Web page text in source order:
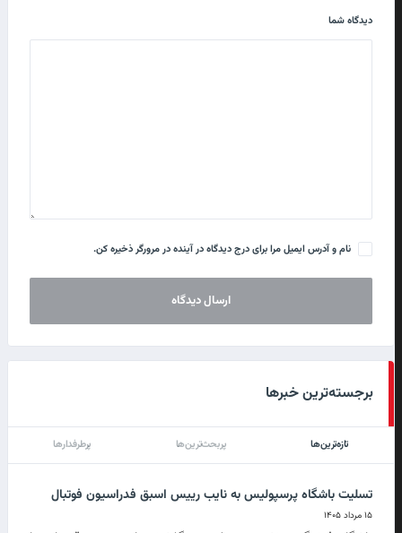
دیدگاه شما
نام و آدرس ایمیل مرا برای درج دیدگاه در آینده در مرورگر ذخیره کن.
برجسته‌ترین خبرها
تازه‌ترین‌ها پربحث‌ترین‌ها پرطرفدارها
تسلیت باشگاه پرسپولیس به نایب رییس اسبق فدراسیون فوتبال
۱۵ مرداد ۱۴۰۵